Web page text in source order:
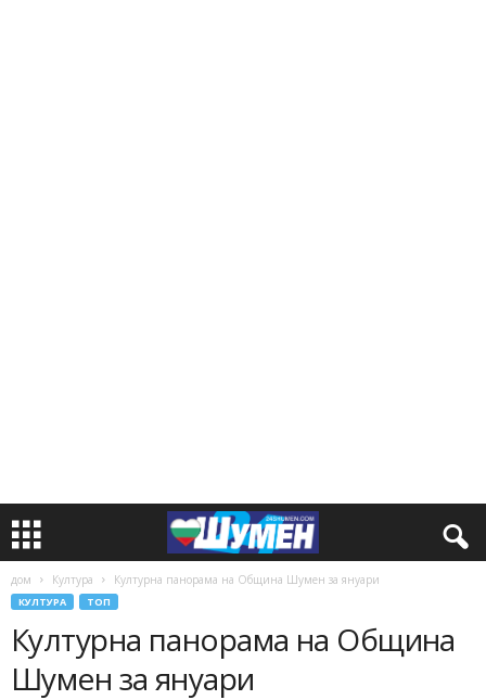
дом Култура Културна панорама на Община Шумен за януари
КУЛТУРА ТОП
Културна панорама на Община
Шумен за януари